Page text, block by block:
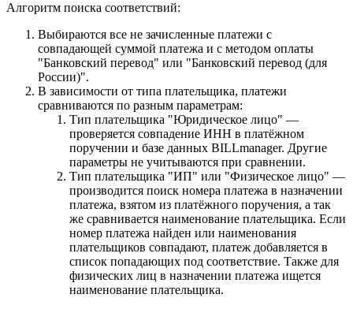
Алгоритм поиска соответствий:
Выбираются все не зачисленные платежи с
совпадающей суммой платежа и с методом оплаты
"Банковский перевод" или "Банковский перевод (для
России)".
В зависимости от типа плательщика, платежи
сравниваются по разным параметрам:
Тип плательщика "Юридическое лицо" —
проверяется совпадение ИНН в платёжном
поручении и базе данных BILLmanager. Другие
параметры не учитываются при сравнении.
Тип плательщика "ИП" или "Физическое лицо" —
производится поиск номера платежа в назначении
платежа, взятом из платёжного поручения, а так
же сравнивается наименование плательщика. Если
номер платежа найден или наименования
плательщиков совпадают, платеж добавляется в
список попадающих под соответствие. Также для
физических лиц в назначении платежа ищется
наименование плательщика.